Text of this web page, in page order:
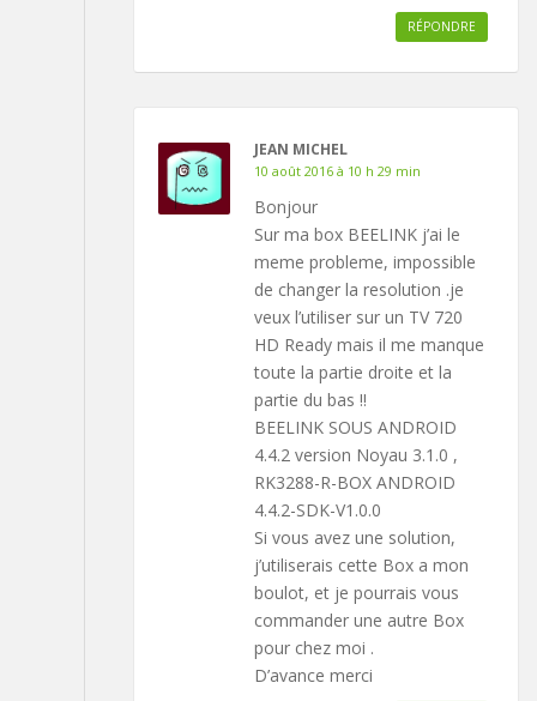
RÉPONDRE
JEAN MICHEL
10 août 2016 à 10 h 29 min
Bonjour
Sur ma box BEELINK j’ai le
meme probleme, impossible
de changer la resolution .je
veux l’utiliser sur un TV 720
HD Ready mais il me manque
toute la partie droite et la
partie du bas !!
BEELINK SOUS ANDROID
4.4.2 version Noyau 3.1.0 ,
RK3288-R-BOX ANDROID
4.4.2-SDK-V1.0.0
Si vous avez une solution,
j’utiliserais cette Box a mon
boulot, et je pourrais vous
commander une autre Box
pour chez moi .
D’avance merci